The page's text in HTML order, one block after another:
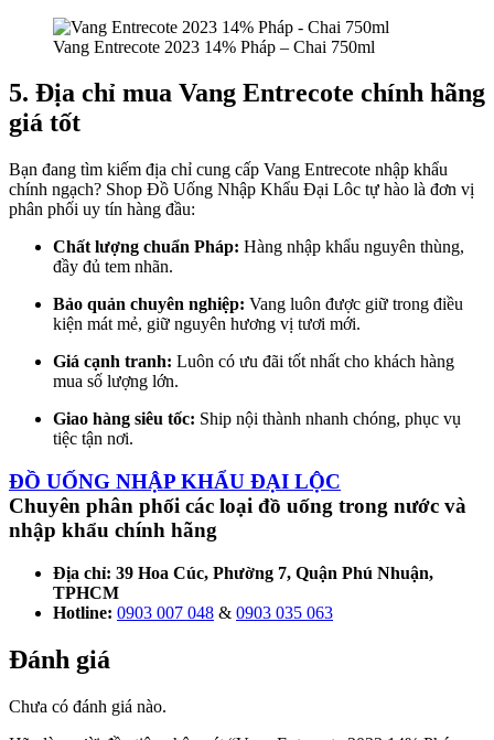
Vang Entrecote 2023 14% Pháp – Chai 750ml
5. Địa chỉ mua Vang Entrecote chính hãng
giá tốt
Bạn đang tìm kiếm địa chỉ cung cấp Vang Entrecote nhập khẩu
chính ngạch? Shop Đồ Uống Nhập Khẩu Đại Lôc tự hào là đơn vị
phân phối uy tín hàng đầu:
Chất lượng chuẩn Pháp: Hàng nhập khẩu nguyên thùng,
đầy đủ tem nhãn.
Bảo quản chuyên nghiệp: Vang luôn được giữ trong điều
kiện mát mẻ, giữ nguyên hương vị tươi mới.
Giá cạnh tranh: Luôn có ưu đãi tốt nhất cho khách hàng
mua số lượng lớn.
Giao hàng siêu tốc: Ship nội thành nhanh chóng, phục vụ
tiệc tận nơi.
ĐỒ UỐNG NHẬP KHẨU ĐẠI LỘC
Chuyên phân phối các loại đồ uống trong nước và
nhập khẩu chính hãng
Địa chỉ: 39 Hoa Cúc, Phường 7, Quận Phú Nhuận,
TPHCM
Hotline: 0903 007 048 & 0903 035 063
Đánh giá
Chưa có đánh giá nào.